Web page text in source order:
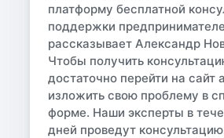
платформу бесплатной
поддержки
рассказывает Александр
Чтобы получить
достаточно перейти на сайт
изложить свою проблему в
форме. Наши эксперты в
дней проведут